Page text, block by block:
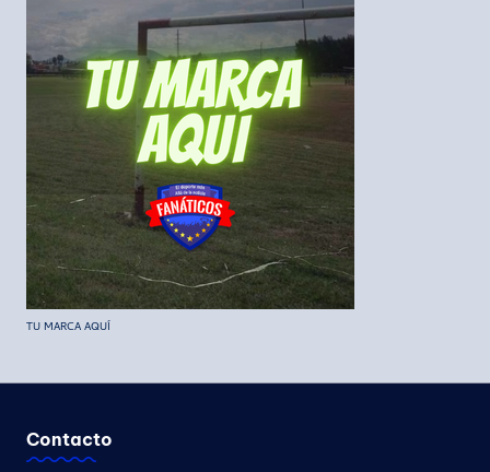
TU MARCA AQUÍ
Contacto